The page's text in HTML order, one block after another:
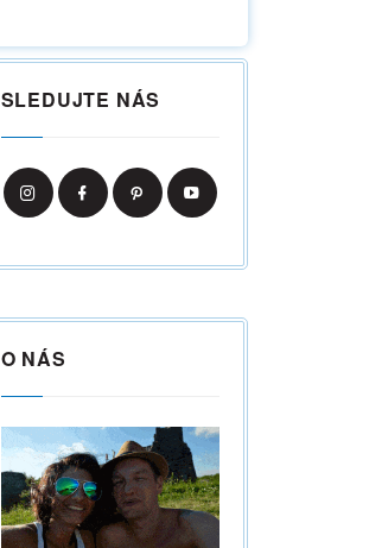
SLEDUJTE NÁS
O NÁS